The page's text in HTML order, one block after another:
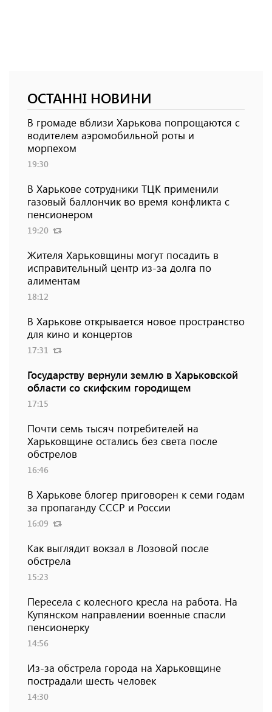
ОСТАННІ НОВИНИ
В громаде вблизи Харькова попрощаются с
водителем аэромобильной роты и
морпехом
19:30
В Харькове сотрудники ТЦК применили
газовый баллончик во время конфликта с
пенсионером
19:20
Жителя Харьковщины могут посадить в
исправительный центр из-за долга по
алиментам
18:12
В Харькове открывается новое пространство
для кино и концертов
17:31
Государству вернули землю в Харьковской
области со скифским городищем
17:15
Почти семь тысяч потребителей на
Харьковщине остались без света после
обстрелов
16:46
В Харькове блогер приговорен к семи годам
за пропаганду СССР и России
16:09
Как выглядит вокзал в Лозовой после
обстрела
15:23
Пересела с колесного кресла на работа. На
Купянском направлении военные спасли
пенсионерку
14:56
Из-за обстрела города на Харьковщине
пострадали шесть человек
14:30